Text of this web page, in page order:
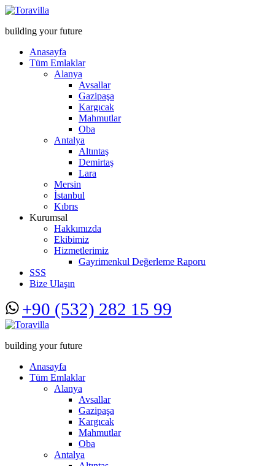
building your future
Anasayfa
Tüm Emlaklar
Alanya
Avsallar
Gazipaşa
Kargıcak
Mahmutlar
Oba
Antalya
Altıntaş
Demirtaş
Lara
Mersin
İstanbul
Kıbrıs
Kurumsal
Hakkımızda
Ekibimiz
Hizmetlerimiz
Gayrimenkul Değerleme Raporu
SSS
Bize Ulaşın
+90 (532) 282 15 99
building your future
Anasayfa
Tüm Emlaklar
Alanya
Avsallar
Gazipaşa
Kargıcak
Mahmutlar
Oba
Antalya